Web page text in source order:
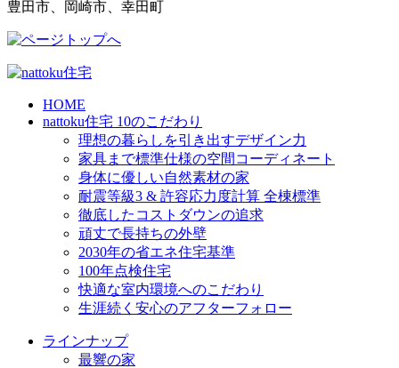
豊田市、岡崎市、幸田町
HOME
nattoku住宅 10のこだわり
理想の暮らしを引き出すデザイン力
家具まで標準仕様の空間コーディネート
身体に優しい自然素材の家
耐震等級3 & 許容応力度計算 全棟標準
徹底したコストダウンの追求
頑丈で長持ちの外壁
2030年の省エネ住宅基準
100年点検住宅
快適な室内環境へのこだわり
生涯続く安心のアフターフォロー
ラインナップ
最響の家